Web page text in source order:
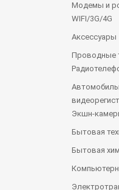
Модемы и
WIFI/3G/4G
Аксессуары
Проводные
Экшн-
Бытовая
Бытовая